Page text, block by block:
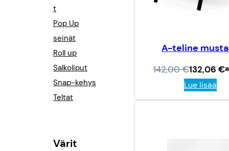
t
Pop Up
seinät
Roll up
Salkoliput
Snap-kehys
Teltat
Värit
A-teline
142,00€
A
l
k
u
132,06 €
N
y
k
y
Lue lisää